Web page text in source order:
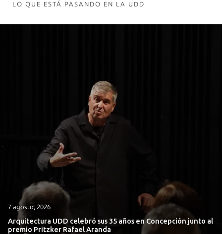
LO QUE ESTÁ PASANDO EN LA UDD
7 agosto, 2026
Arquitectura UDD celebró sus 35 años en Concepción junto al
premio Pritzker Rafael Aranda